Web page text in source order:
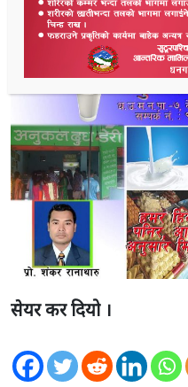
ओमप्रकाश राना करिहए
राना करिरहएँ ।
सेयर कर दियो ।